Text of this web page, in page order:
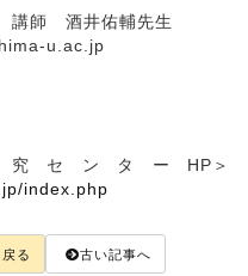
講師 酒井佑輔先生
u.ac.jp
センターHP＞
index.php
る 古い記事へ